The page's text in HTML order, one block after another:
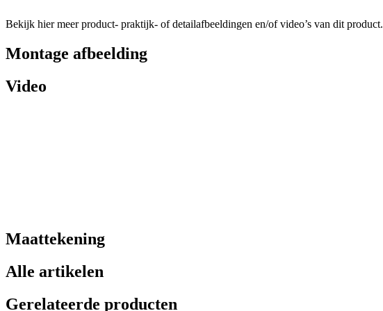
Bekijk hier meer product- praktijk- of detailafbeeldingen en/of video’s van dit product.
Montage afbeelding
Video
Maattekening
Alle artikelen
Gerelateerde producten